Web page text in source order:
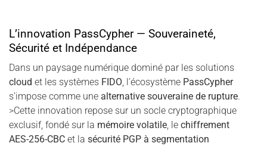
L’innovation PassCypher — Souveraineté,
Sécurité et Indépendance
Dans un paysage numérique dominé par les solutions
cloud et les systèmes FIDO, l’écosystème PassCypher
s’impose comme une alternative souveraine de rupture.
>Cette innovation repose sur un socle cryptographique
exclusif, fondé sur la mémoire volatile, le chiffrement
AES-256-CBC et la sécurité PGP à segmentation